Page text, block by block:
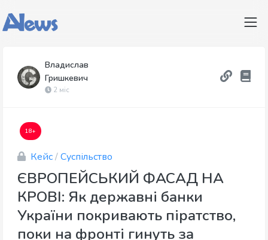
Владислав
Гришкевич
2 міс
18+
Кейс/Суспільство
ЄВРОПЕЙСЬКИЙ ФАСАД НА
КРОВІ: Як державні банки
України покривають піратство,
поки на фронті гинуть за